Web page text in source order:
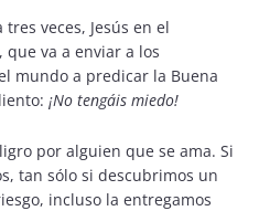
tres veces, Jesús en el
que va a enviar a los
mundo a predicar la Buena
¡No tengáis miedo!
por alguien que se ama. Si
tan sólo si descubrimos un
incluso la entregamos